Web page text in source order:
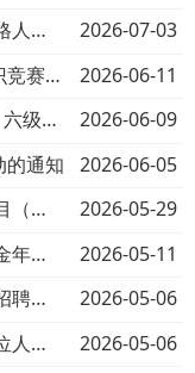
关于2026年申请高等学校教师资格人员基本情况的公示
2026-07-03
陕西省第二届大学生知识产权知识竞赛邀请函
2026-06-11
关于2026年6月全国大学英语四、六级考试期间关闭校园网的公告
2026-06-09
的通知
2026-06-05
西北政法大学2026年校级科研项目（第一批）申报通知
2026-05-29
关于组织2026年国家社会科学基金年度项目申报的通知
2026-05-11
西北政法大学2026年专职辅导员招聘公告
2026-05-06
西北政法大学2026年教学科研岗位人才引进与招聘公告
2026-05-06